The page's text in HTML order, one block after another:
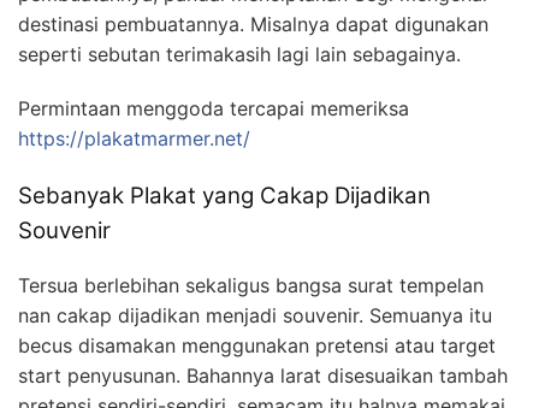
destinasi pembuatannya. Misalnya dapat digunakan
seperti sebutan terimakasih lagi lain sebagainya.
Permintaan menggoda tercapai memeriksa
https://plakatmarmer.net/
Sebanyak Plakat yang Cakap Dijadikan
Souvenir
Tersua berlebihan sekaligus bangsa surat tempelan
nan cakap dijadikan menjadi souvenir. Semuanya itu
becus disamakan menggunakan pretensi atau target
start penyusunan. Bahannya larat disesuaikan tambah